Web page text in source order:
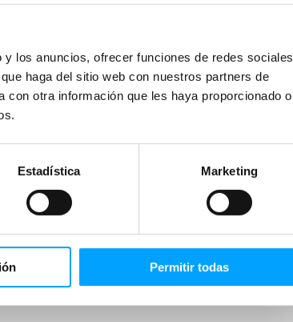
los anuncios, ofrecer funciones de redes sociales
haga del sitio web con nuestros partners de
otra información que les haya proporcionado o
Estadística Marketing
Permitir todas